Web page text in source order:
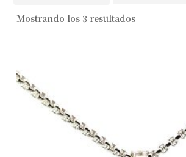
Mostrando los 3 resultados